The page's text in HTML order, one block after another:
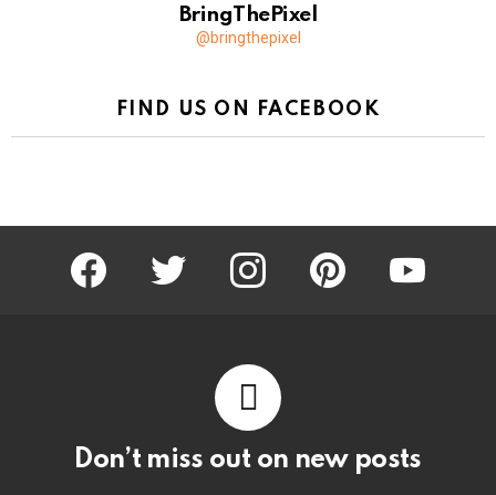
BringThePixel
@bringthepixel
FIND US ON FACEBOOK
facebook twitter instagram pinterest youtube
Don’t miss out on new posts